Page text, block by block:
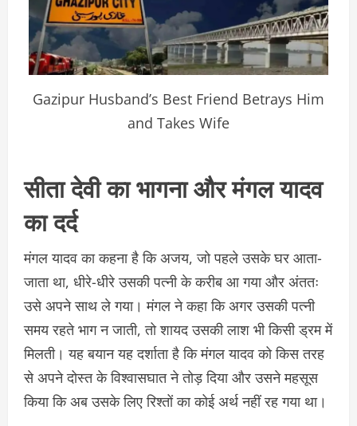
Gazipur Husband’s Best Friend Betrays Him
and Takes Wife
सीता देवी का भागना और मंगल यादव
का दर्द
मंगल यादव का कहना है कि अजय, जो पहले उसके घर आता-
जाता था, धीरे-धीरे उसकी पत्नी के करीब आ गया और अंततः
उसे अपने साथ ले गया। मंगल ने कहा कि अगर उसकी पत्नी
समय रहते भाग न जाती, तो शायद उसकी लाश भी किसी ड्रम में
मिलती। यह बयान यह दर्शाता है कि मंगल यादव को किस तरह
से अपने दोस्त के विश्वासघात ने तोड़ दिया और उसने महसूस
किया कि अब उसके लिए रिश्तों का कोई अर्थ नहीं रह गया था।